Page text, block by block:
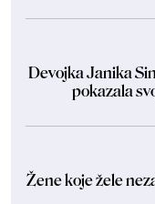
Devojka Janika
pokazala
Žene koje žele